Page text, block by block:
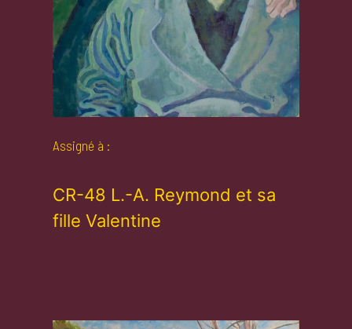
Assigné à :
CR-48 L.-A. Reymond et sa
fille Valentine